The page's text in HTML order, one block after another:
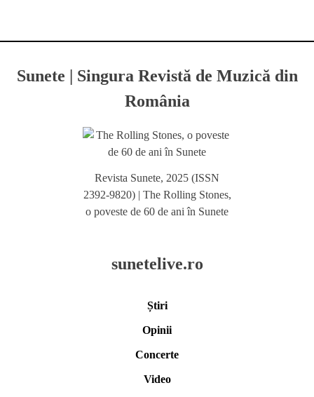
Sunete | Singura Revistă de Muzică din
România
Revista Sunete, 2025 (ISSN
2392-9820) | The Rolling Stones,
o poveste de 60 de ani în Sunete
sunetelive.ro
Știri
Opinii
Concerte
Video